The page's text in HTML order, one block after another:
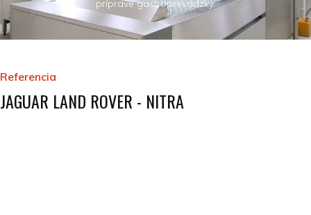
príprave gastroprevádzky.
Referencia
JAGUAR LAND ROVER - NITRA